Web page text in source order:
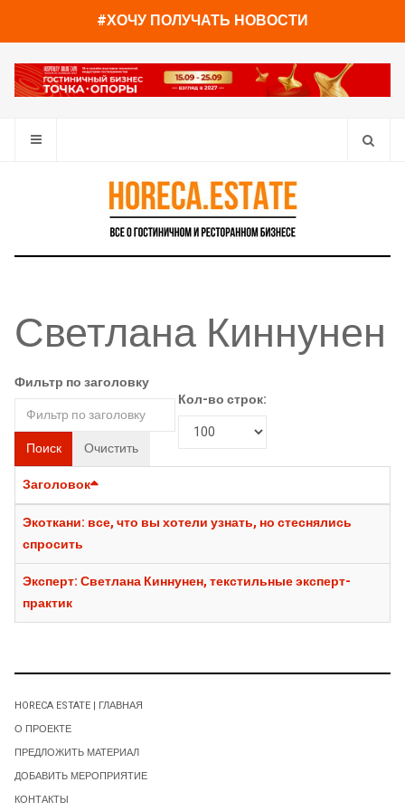
#ХОЧУ ПОЛУЧАТЬ НОВОСТИ
Светлана Киннунен
Фильтр по заголовку
Поиск Очистить
Кол-во строк:
Заголовок
Экоткани: все, что вы хотели узнать, но стеснялись
спросить
Эксперт: Светлана Киннунен, текстильные эксперт-
практик
HORECA ESTATE | ГЛАВНАЯ
О ПРОЕКТЕ
ПРЕДЛОЖИТЬ МАТЕРИАЛ
ДОБАВИТЬ МЕРОПРИЯТИЕ
КОНТАКТЫ